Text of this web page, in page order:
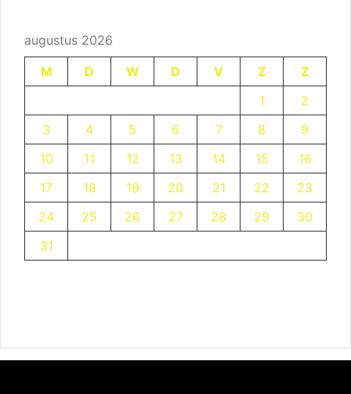
augustus 2026
M
D W D V Z
Z
1
2
3
4 5 6 7 8
9
10
11 12 13 14 15
16
17
18 19 20 21 22
23
24
25 26 27 28 29
30
31